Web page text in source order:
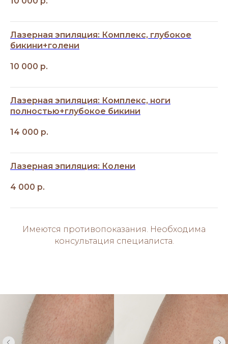
Лазерная эпиляция: Комплекс, глубокое
бикини+голени
10 000 р.
Лазерная эпиляция: Комплекс, ноги
полностью+глубокое бикини
14 000 р.
Лазерная эпиляция: Колени
4 000 р.
Имеются противопоказания. Необходима
консультация специалиста.